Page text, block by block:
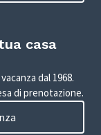
casa
dal 1968.
di prenotazione.